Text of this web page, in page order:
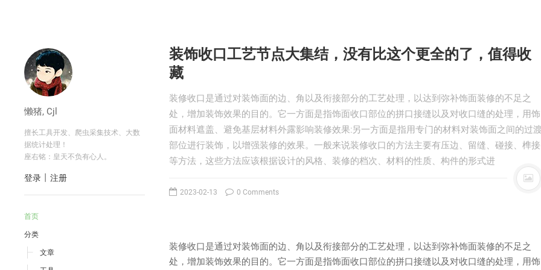
懒猪, Cjl
擅长工具开发、爬虫采集技术、大数
据统计处理！
座右铭：皇天不负有心人。
登录 注册
首页
分类
文章
装饰收口工艺节点大集结，没有比这个更全的了，值得收
藏
装修收口是通过对装饰面的边、角以及衔接部分的工艺处理，以达到弥补饰面装修的不足之
处，增加装饰效果的目的。它一方面是指饰面收口部位的拼口接缝以及对收口缝的处理，用饰
面材料遮盖、避免基层材料外露影响装修效果:另一方面是指用专门的材料对装饰面之间的过
部位进行装饰，以增强装修的效果。一般来说装修收口的方法主要有压边、留缝、碰接、榫接
等方法，这些方法应该根据设计的风格、装修的档次、材料的性质、构件的形式进
2023-02-13 0 Comments
装修收口是通过对装饰面的边、角以及衔接部分的工艺处理，以达到弥补饰面装修的不足之
处，增加装饰效果的目的。它一方面是指饰面收口部位的拼口接缝以及对收口缝的处理，用饰